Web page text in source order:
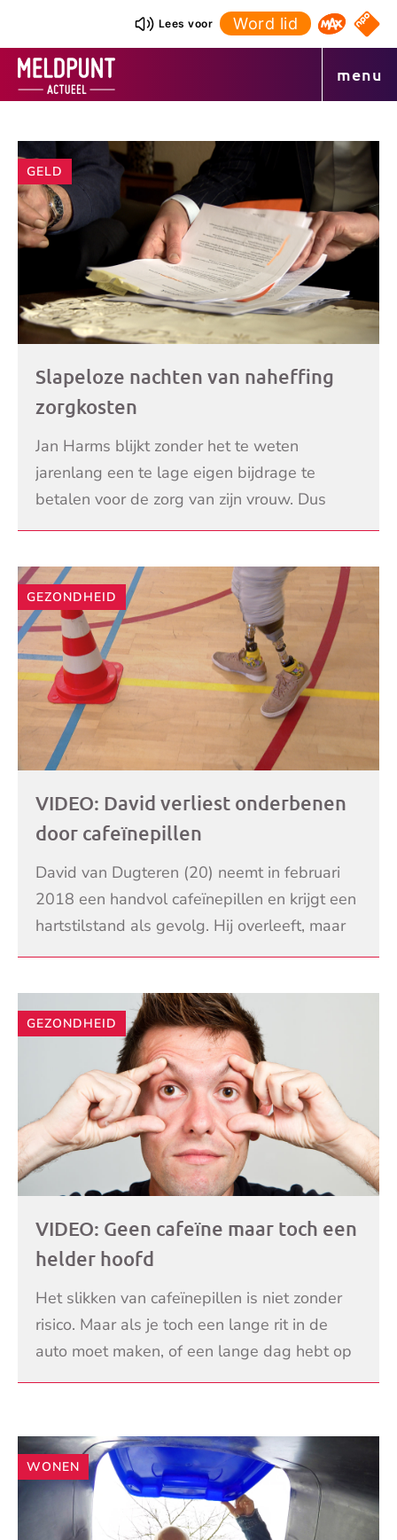
inhoud
Lees voor Word lid Omroep
NPO
menu
Andere
artikelen
GELD
Slapeloze nachten van naheffing
zorgkosten
Jan Harms blijkt zonder het te weten
jarenlang een te lage eigen bijdrage te
betalen voor de zorg van zijn vrouw. Dus
krijgt hij een naheffing van 6000 euro. SP
LEES VERDER
GEZONDHEID
VIDEO: David verliest onderbenen
door cafeïnepillen
David van Dugteren (20) neemt in februari
2018 een handvol cafeïnepillen en krijgt een
hartstilstand als gevolg. Hij overleeft, maar
mist sindsdien beide onderbenen en hij heeft
LEES VERDER
GEZONDHEID
VIDEO: Geen cafeïne maar toch een
helder hoofd
Het slikken van cafeïnepillen is niet zonder
risico. Maar als je toch een lange rit in de
auto moet maken, of een lange dag hebt op
je werk, wat is dan een goed alternatief?
LEES VERDER
WONEN